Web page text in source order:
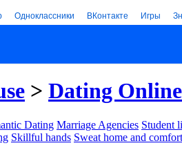
Одноклассники ВКонтакте Игры
> Dating Online
Dating Marriage Agencies Student
Skillful hands Sweat home and comfort